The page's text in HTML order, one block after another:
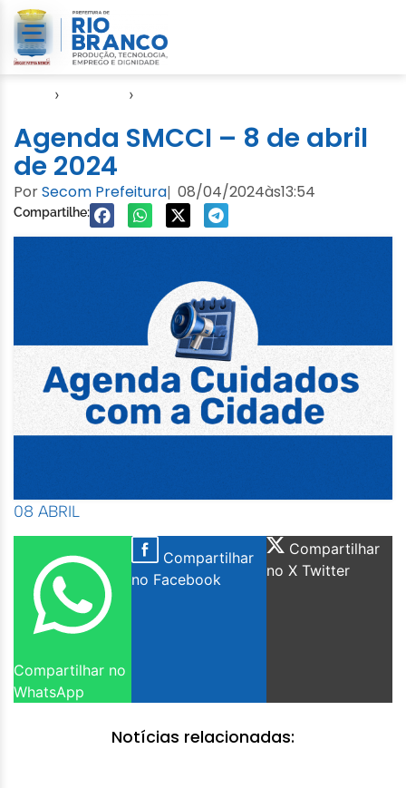
› ›
Agenda SMCCI – 8 de abril
de 2024
PorSecom Prefeitura| 08/04/2024às13:54
Compartilhe:
08 ABRIL
Compartilhar no
WhatsApp
Compartilhar
no Facebook
Compartilhar
no X Twitter
Notícias relacionadas: